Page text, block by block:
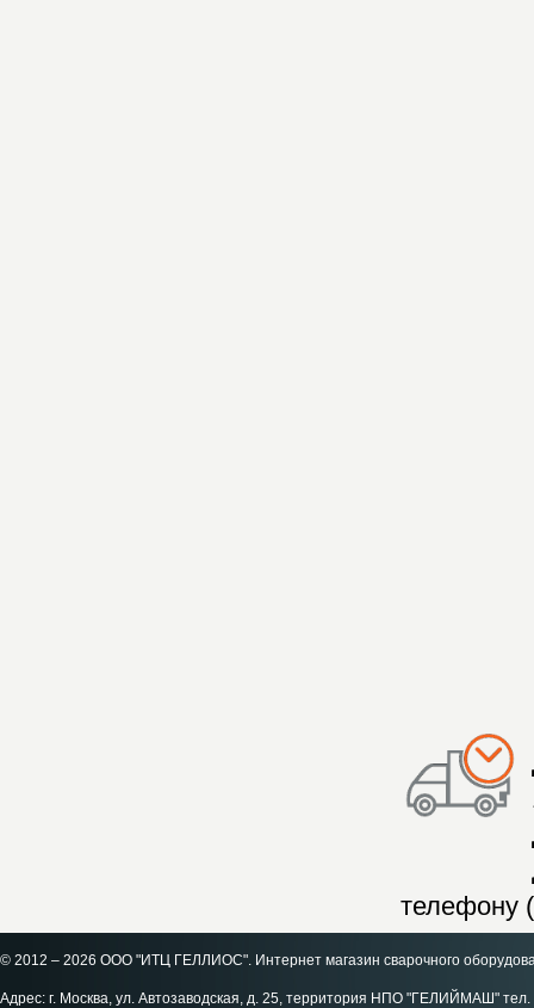
телефону
© 2012 – 2026 ООО "ИТЦ ГЕЛЛИОС". Интернет магазин сварочного
Адрес: г. Москва, ул. Автозаводская, д. 25, территория НПО "ГЕЛИЙМАШ"